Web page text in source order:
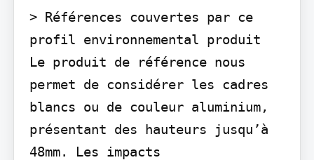
> Références couvertes par ce
profil environnemental produit
Le produit de référence nous
permet de considérer les cadres
blancs ou de couleur aluminium,
présentant des hauteurs jusqu’à
48mm. Les impacts